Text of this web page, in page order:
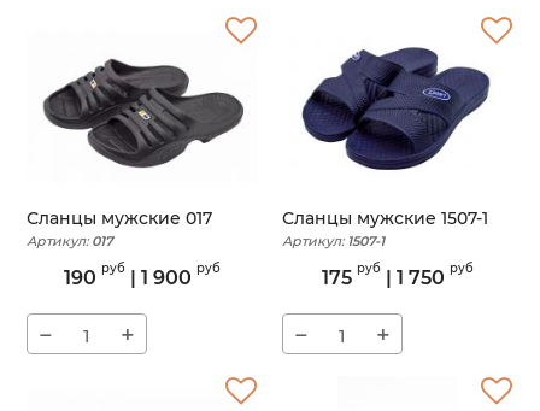
Сланцы мужские 017
Артикул: 017
190 руб| 1 900 руб
− +
Сланцы мужские 1507-1
Артикул: 1507-1
175 руб| 1 750 руб
− +